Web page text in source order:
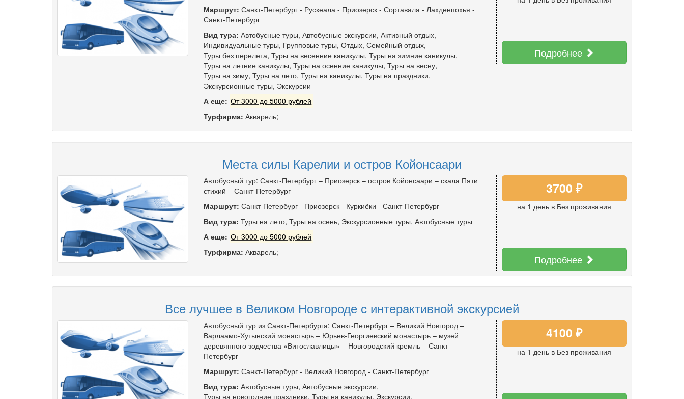
Маршрут: Санкт-Петербург- Рускеала- Приозерск- Сортавала- Лахденпохья -
Санкт-Петербург
Вид тура: Автобусные туры, Автобусные экскурсии, Активный отдых,
Индивидуальные туры, Групповые туры, Отдых, Семейный отдых,
Туры без перелета, Туры на весенние каникулы, Туры на зимние каникулы,
Туры на летние каникулы, Туры на осенние каникулы, Туры на весну,
Туры на зиму, Туры на лето, Туры на каникулы, Туры на праздники,
Экскурсионные туры, Экскурсии
А еще: От 3000 до 5000 рублей
Турфирма: Акварель;
Подробнее
Места силы Карелии и остров Койонсаари
Автобусный тур: Санкт-Петербург – Приозерск – остров Койонсаари – скала Пяти
стихий – Санкт-Петербург
Маршрут: Санкт-Петербург- Приозерск- Куркиёки - Санкт-Петербург
Вид тура: Туры на лето, Туры на осень, Экскурсионные туры, Автобусные туры
А еще: От 3000 до 5000 рублей
Турфирма: Акварель;
3700 ₽
на 1 день в Без проживания
Подробнее
Все лучшее в Великом Новгороде с интерактивной экскурсией
Автобусный тур из Санкт-Петербурга: Санкт-Петербург – Великий Новгород –
Варлаамо-Хутынский монастырь – Юрьев-Георгиевский монастырь – музей
деревянного зодчества «Витославлицы» – Новгородский кремль – Санкт-
Петербург
Маршрут: Санкт-Петербург- Великий Новгород- Санкт-Петербург
Вид тура: Автобусные туры, Автобусные экскурсии,
Туры на новогодние праздники, Туры на каникулы, Экскурсии,
4100 ₽
на 1 день в Без проживания